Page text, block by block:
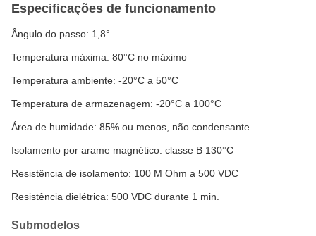
Especificações de funcionamento
Ângulo do passo: 1,8°
Temperatura máxima: 80°C no máximo
Temperatura ambiente: -20°C a 50°C
Temperatura de armazenagem: -20°C a 100°C
Área de humidade: 85% ou menos, não condensante
Isolamento por arame magnético: classe B 130°C
Resistência de isolamento: 100 M Ohm a 500 VDC
Resistência dielétrica: 500 VDC durante 1 min.
Submodelos